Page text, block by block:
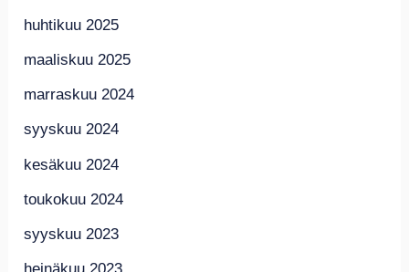
huhtikuu 2025
maaliskuu 2025
marraskuu 2024
syyskuu 2024
kesäkuu 2024
toukokuu 2024
syyskuu 2023